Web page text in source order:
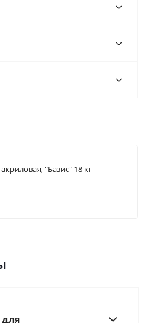
"Базис" 18 кг
для